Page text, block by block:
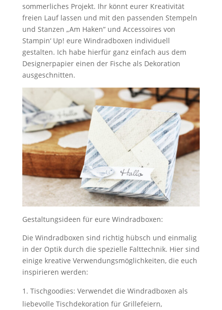
sommerliches Projekt. Ihr könnt eurer Kreativität
freien Lauf lassen und mit den passenden Stempeln
und Stanzen „Am Haken“ und Accessoires von
Stampin‘ Up! eure Windradboxen individuell
gestalten. Ich habe hierfür ganz einfach aus dem
Designerpapier einen der Fische als Dekoration
ausgeschnitten.
Gestaltungsideen für eure Windradboxen:
Die Windradboxen sind richtig hübsch und einmalig
in der Optik durch die spezielle Falttechnik. Hier sind
einige kreative Verwendungsmöglichkeiten, die euch
inspirieren werden:
Tischgoodies: Verwendet die Windradboxen als
liebevolle Tischdekoration für Grillefeiern,